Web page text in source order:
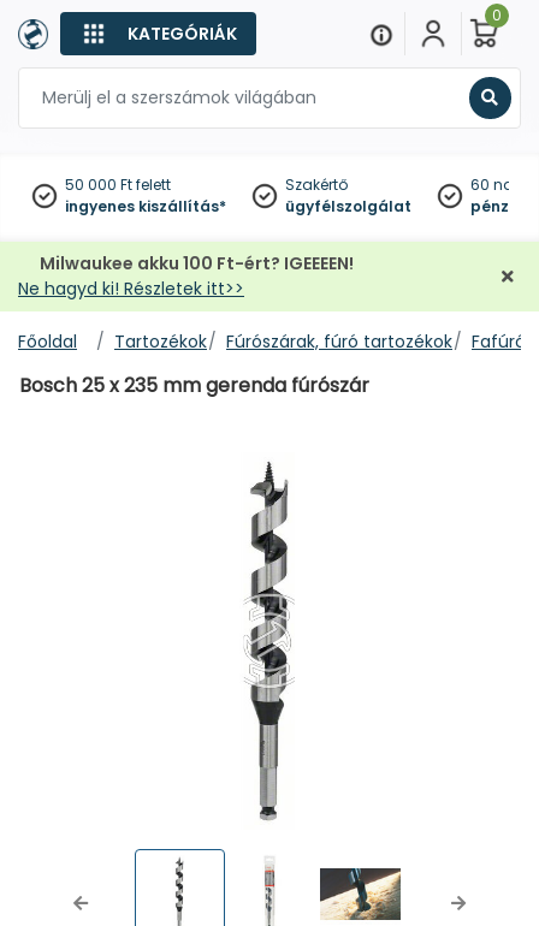
KATEGÓRIÁK
0
50 000 Ft felett
ingyenes kiszállítás*
Szakértő
ügyfélszolgálat
60
Milwaukee akku 100 Ft-ért? IGEEEEN!
Ne hagyd ki! Részletek itt>>
Főoldal Tartozékok Fúrószárak, fúró tartozékok Fafúrók
Bosch 25 x 235 mm gerenda fúrószár
Previous Next